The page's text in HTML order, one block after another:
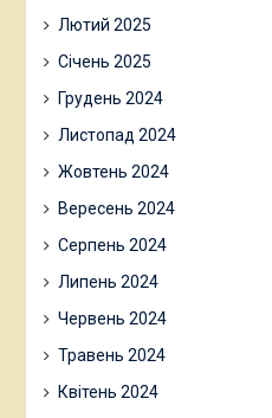
Лютий 2025
Січень 2025
Грудень 2024
Листопад 2024
Жовтень 2024
Вересень 2024
Серпень 2024
Липень 2024
Червень 2024
Травень 2024
Квітень 2024